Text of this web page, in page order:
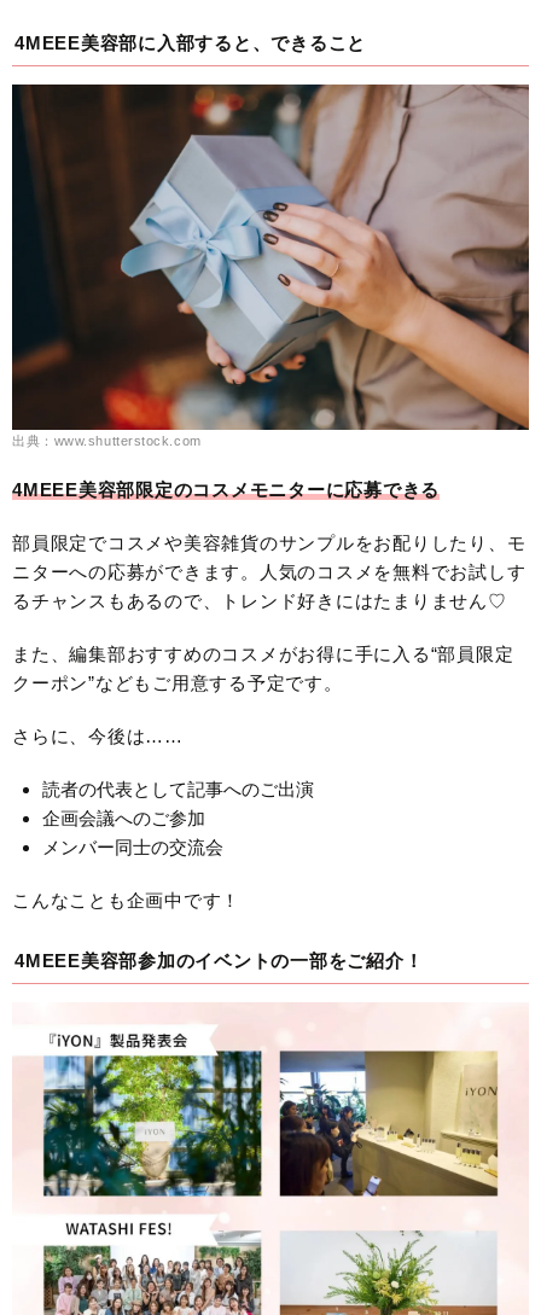
4MEEE美容部に入部すると、できること
出典：www.shutterstock.com
4MEEE美容部限定のコスメモニターに応募できる
部員限定でコスメや美容雑貨のサンプルをお配りしたり、モ
ニターへの応募ができます。人気のコスメを無料でお試しす
るチャンスもあるので、トレンド好きにはたまりません♡
また、編集部おすすめのコスメがお得に手に入る“部員限定
クーポン”などもご用意する予定です。
さらに、今後は……
読者の代表として記事へのご出演
企画会議へのご参加
メンバー同士の交流会
こんなことも企画中です！
4MEEE美容部参加のイベントの一部をご紹介！